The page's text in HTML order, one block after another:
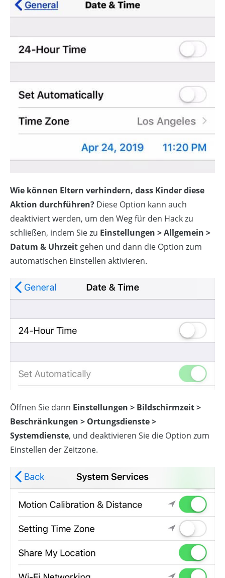
Wie können Eltern verhindern, dass Kinder diese
Aktion durchführen? Diese Option kann auch
deaktiviert werden, um den Weg für den Hack zu
schließen, indem Sie zu Einstellungen > Allgemein >
Datum & Uhrzeit gehen und dann die Option zum
automatischen Einstellen aktivieren.
Öffnen Sie dann Einstellungen > Bildschirmzeit >
Beschränkungen > Ortungsdienste >
Systemdienste, und deaktivieren Sie die Option zum
Einstellen der Zeitzone.